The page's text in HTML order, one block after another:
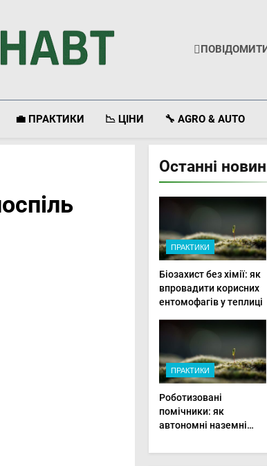
💼 ПРАКТИКИ 📉 ЦІНИ 🔧 AGRO & AUTO
Останні
ПРАКТИКИ
Біозахист без хімії: як
впровадити корисних
ентомофагів у теплиці
ПРАКТИКИ
Роботизовані
помічники: як
автономні наземні
догляд за органічними